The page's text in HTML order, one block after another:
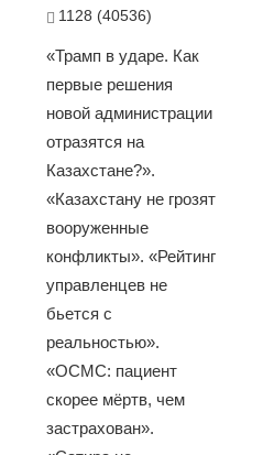
1128 (40536)
«Трамп в ударе. Как
первые решения
новой администрации
отразятся на
Казахстане?».
«Казахстану не грозят
вооруженные
конфликты». «Рейтинг
управленцев не
бьется с
реальностью».
«ОСМС: пациент
скорее мёртв, чем
застрахован».